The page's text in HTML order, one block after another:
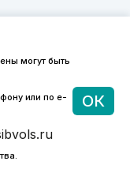
могут быть
или по e-
ОК